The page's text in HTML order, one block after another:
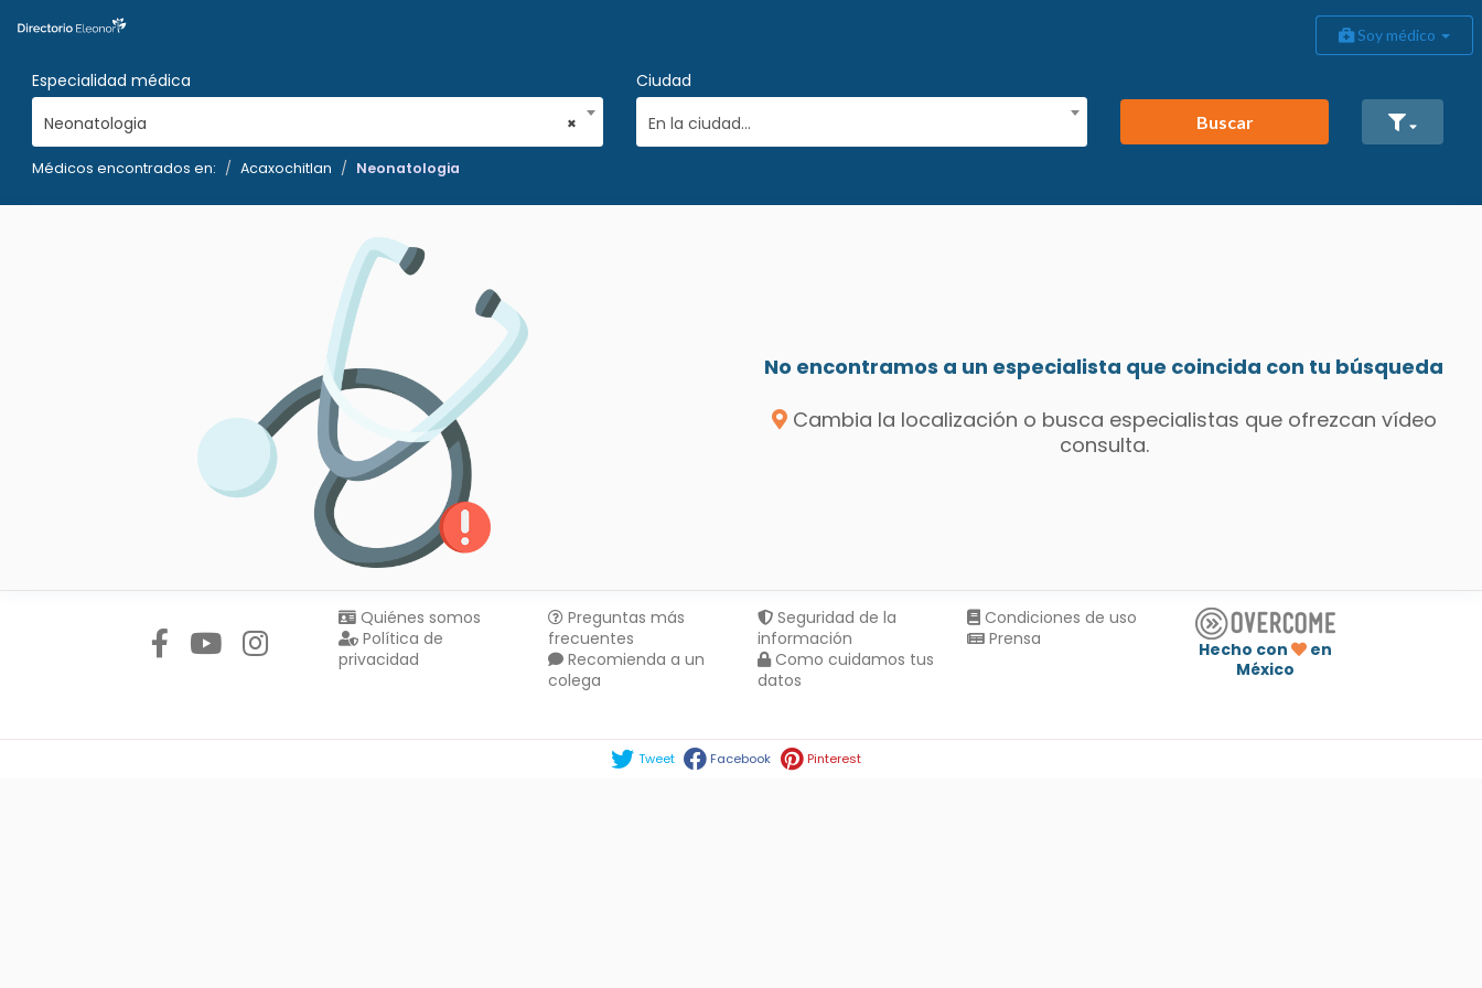
Soy médico
Especialidad médica
×
Neonatologia
Ciudad
En la ciudad...
Buscar
Médicos encontrados en: Acaxochitlan Neonatologia
No encontramos a un especialista que coincida con tu búsqueda
Cambia la localización o busca especialistas que ofrezcan vídeo
consulta.
Quiénes somos
Política de
privacidad
Preguntas más
frecuentes
Recomienda a un
colega
Seguridad de la
información
Como cuidamos tus
datos
Condiciones de uso
Prensa
Hecho con
en
México
Tweet Facebook Pinterest